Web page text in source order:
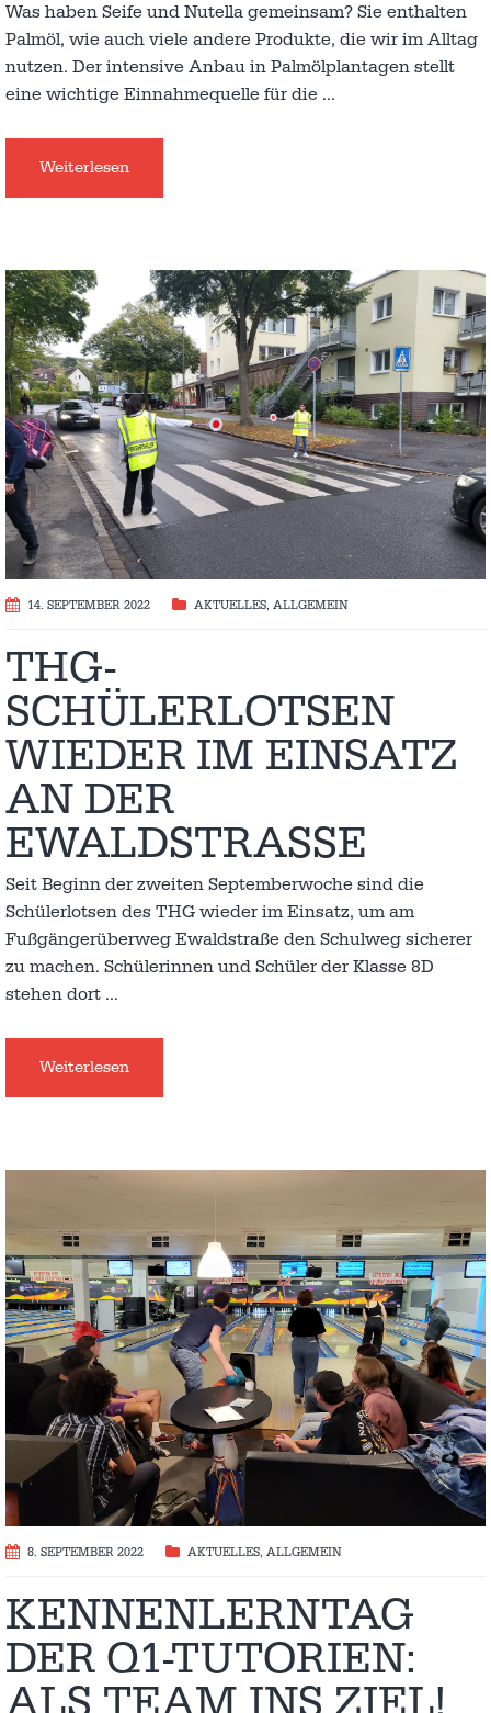
Was haben Seife und Nutella gemeinsam? Sie enthalten
Palmöl, wie auch viele andere Produkte, die wir im Alltag
nutzen. Der intensive Anbau in Palmölplantagen stellt
eine wichtige Einnahmequelle für die …
Weiterlesen
14. SEPTEMBER 2022 AKTUELLES, ALLGEMEIN
THG-
SCHÜLERLOTSEN
WIEDER IM EINSATZ
AN DER
EWALDSTRASSE
Seit Beginn der zweiten Septemberwoche sind die
Schülerlotsen des THG wieder im Einsatz, um am
Fußgängerüberweg Ewaldstraße den Schulweg sicherer
zu machen. Schülerinnen und Schüler der Klasse 8D
stehen dort …
Weiterlesen
8. SEPTEMBER 2022 AKTUELLES, ALLGEMEIN
KENNENLERNTAG
DER Q1-TUTORIEN: